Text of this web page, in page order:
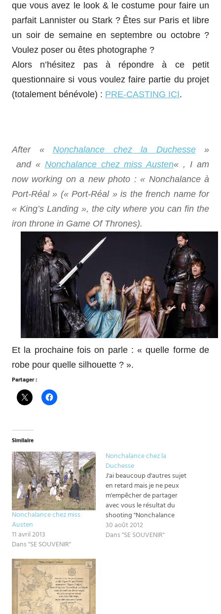
que vous avez le look & le costume pour faire un
parfait Lannister ou Stark ? Êtes sur Paris et libre
un soir de semaine en septembre ou octobre ?
Voulez poser ou êtes photographe ?
Alors n’hésitez pas à répondre à ce petit
questionnaire si vous voulez faire partie du projet
(totalement bénévole) : PRE-CASTING ICI.
After « Nonchalance chez la Duchesse»
and « Nonchalance chez miss Austen« , I am
now working on a new photo : « Nonchalance à
Port-Réal » (« Port-Réal » is the french name for
« King’s Landing », the city where you can fin the
iron throne in Game Of Thrones).
Et la prochaine fois on parle : « quelle forme de
robe pour quelle silhouette ? ».
Partager :
Similaire
Nonchalance chez miss
Austen
11 avril 2013
Dans "SE SOUVENIR"
Nonchalance chez la
Duchesse
J'ai beaucoup d'autres sujet
en retard mais je ne peux
m'empêcher de partager
avec vous le résultat du
shooting "Nonchalance
chez la Duchesse" ! I have
several other articles late
30 août 2012
Dans "SE SOUVENIR"